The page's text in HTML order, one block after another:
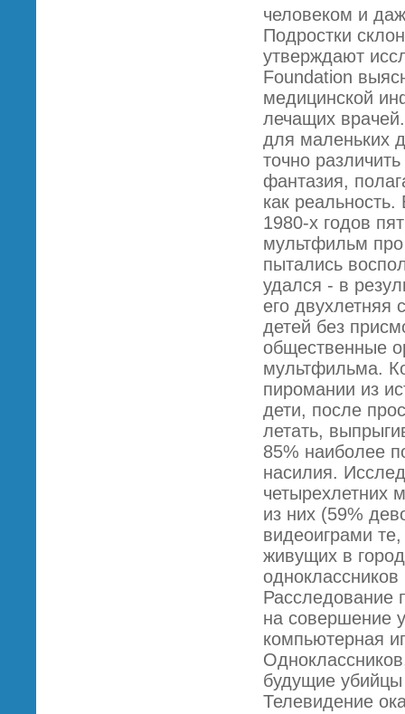
человеком и
Подростки
утверждают
Foundation
медицинской
лечащих
для маленьких
точно
фантазия,
как
1980-х годов
мультфильм
пытались
удался - в
его двухлетняя
детей без
общественные
мультфильма.
пиромании из
дети, после
летать,
85% наиболее
насилия.
четырехлетних
из них (59%
видеоиграми
живущих в
Расследование
на совершение
компьютерная
будущие
Телевидение